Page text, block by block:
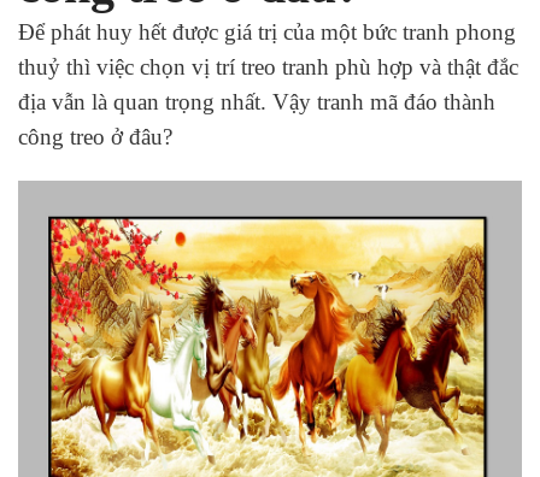
Để phát huy hết được giá trị của một bức tranh phong
thuỷ thì việc chọn vị trí treo tranh phù hợp và thật đắc
địa vẫn là quan trọng nhất. Vậy tranh mã đáo thành
công treo ở đâu?